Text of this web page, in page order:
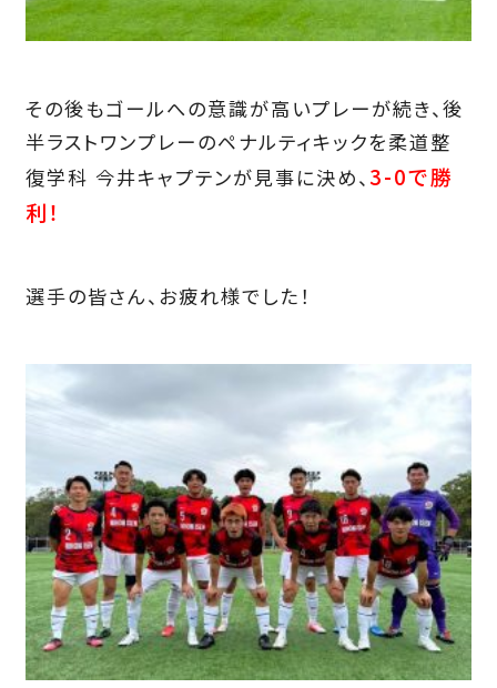
その後もゴールへの意識が高いプレーが続き、後
半ラストワンプレーのペナルティキックを柔道整
復学科 今井キャプテンが見事に決め、 3-0で勝
利！
選手の皆さん、お疲れ様でした！